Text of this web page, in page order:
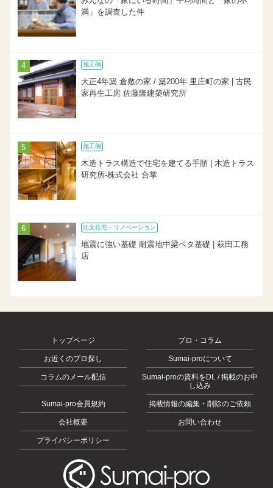
満」を調査した件
施工例
大正4年築 倉敷の家 / 築200年 里庄町の家 | 古民
家再生工房 佐藤隆建築研究所
施工例
木造トラス構造で住宅を建てる手順 | 木造トラス
研究所-株式会社 合掌
注文住宅・リノベーション
地震に強い基礎 耐震地中梁ベタ基礎 | 萩田工務
店
トップページ プロ・コラム
お近くのプロ探し Sumai-proについて
コラムのメール配信
Sumai-proの資料をDL / 掲載のお申
し込み
Sumai-pro会員規約 掲載情報の編集・削除のご依頼
会社概要 お問い合わせ
プライバシーポリシー